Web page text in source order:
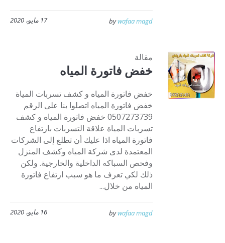
17 مايو، 2020 bywafaa magd
مقالة
خفض فاتورة المياه
خفض فاتورة المياه و كشف تسربات المياة
خفض فاتورة المياه اتصلوا بنا على الرقم
0507273739 خفض فاتورة المياه و كشف
تسربات المياة علاقة التسربات بارتفاع
فاتورة المياه اذا عليك أن تطلع إلى الشركات
المعتمدة لدى شركة المياه وكشف المنزل
وفحص السباكه الداخلية والخارجية. ولكن
ذلك لكي تعرف ما هو سبب ارتفاع فاتورة
المياه من خلال...
16 مايو، 2020 bywafaa magd